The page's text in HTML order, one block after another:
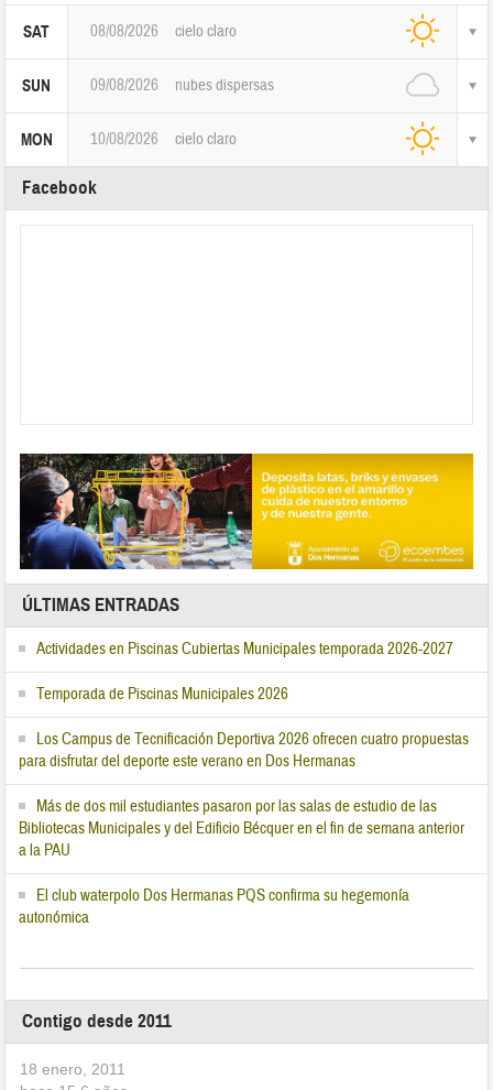
SAT 08/08/2026 cielo claro
SUN 09/08/2026 nubes dispersas
MON 10/08/2026 cielo claro
Facebook
ÚLTIMAS ENTRADAS
Actividades en Piscinas Cubiertas Municipales temporada 2026-2027
Temporada de Piscinas Municipales 2026
Los Campus de Tecnificación Deportiva 2026 ofrecen cuatro propuestas
para disfrutar del deporte este verano en Dos Hermanas
Más de dos mil estudiantes pasaron por las salas de estudio de las
Bibliotecas Municipales y del Edificio Bécquer en el fin de semana anterior
a la PAU
El club waterpolo Dos Hermanas PQS confirma su hegemonía
autonómica
Contigo desde 2011
18 enero, 2011